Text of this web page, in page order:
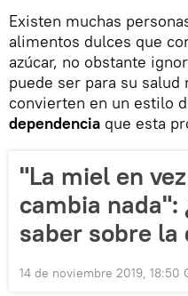
Existen muchas
alimentos dulces que
azúcar, no obstante
puede ser para su salud
convierten en un estilo
dependencia que esta
"La miel en
cambia nada":
saber sobre la
14 de noviembre 2019, 18:50